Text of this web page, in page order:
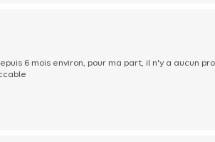
6 mois environ, pour ma part, il n'y a aucun